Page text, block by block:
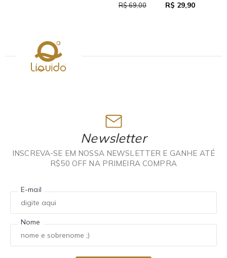
R$ 69,00 R$ 29,90
Newsletter
INSCREVA-SE EM NOSSA NEWSLETTER E GANHE ATÉ
R$50 OFF NA PRIMEIRA COMPRA
E-mail
Nome